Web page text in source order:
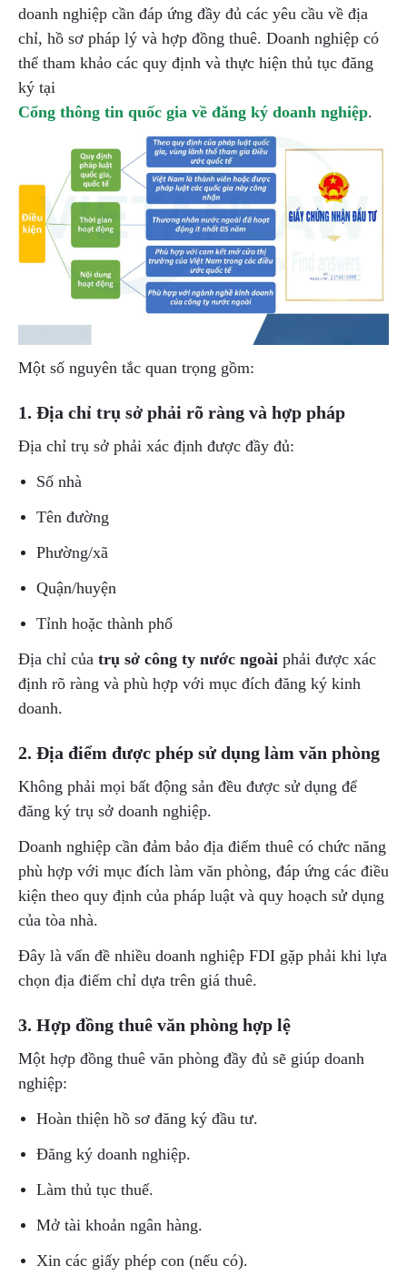
doanh nghiệp cần đáp ứng đầy đủ các yêu cầu về địa
chỉ, hồ sơ pháp lý và hợp đồng thuê. Doanh nghiệp có
thể tham khảo các quy định và thực hiện thủ tục đăng
ký tại
Cổng thông tin quốc gia về đăng ký doanh nghiệp.
Một số nguyên tắc quan trọng gồm:
1. Địa chỉ trụ sở phải rõ ràng và hợp pháp
Địa chỉ trụ sở phải xác định được đầy đủ:
Số nhà
Tên đường
Phường/xã
Quận/huyện
Tỉnh hoặc thành phố
Địa chỉ của trụ sở công ty nước ngoài phải được xác
định rõ ràng và phù hợp với mục đích đăng ký kinh
doanh.
2. Địa điểm được phép sử dụng làm văn phòng
Không phải mọi bất động sản đều được sử dụng để
đăng ký trụ sở doanh nghiệp.
Doanh nghiệp cần đảm bảo địa điểm thuê có chức năng
phù hợp với mục đích làm văn phòng, đáp ứng các điều
kiện theo quy định của pháp luật và quy hoạch sử dụng
của tòa nhà.
Đây là vấn đề nhiều doanh nghiệp FDI gặp phải khi lựa
chọn địa điểm chỉ dựa trên giá thuê.
3. Hợp đồng thuê văn phòng hợp lệ
Một hợp đồng thuê văn phòng đầy đủ sẽ giúp doanh
nghiệp:
Hoàn thiện hồ sơ đăng ký đầu tư.
Đăng ký doanh nghiệp.
Làm thủ tục thuế.
Mở tài khoản ngân hàng.
Xin các giấy phép con (nếu có).